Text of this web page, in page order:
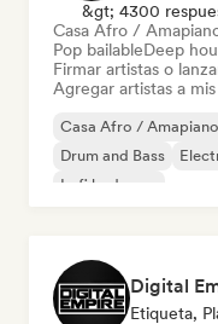
&gt; 4300
Casa Afro /
Pop bailableDeep
Firmar artistas o
Agregar artistas a
Casa Afro / Amapiano
Drum and Bass
Lofi bedroom
Digital
Etiqueta,